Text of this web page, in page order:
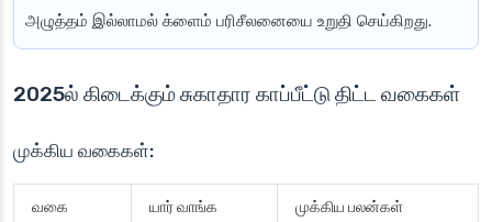
அழுத்தம் இல்லாமல் க்ளைம் பரிசீலனையை உறுதி செய்கிறது.
2025ல் கிடைக்கும் சுகாதார காப்பீட்டு திட்ட வகைகள்
முக்கிய வகைகள்:
வகை
யார் வாங்க
முக்கிய பலன்கள்